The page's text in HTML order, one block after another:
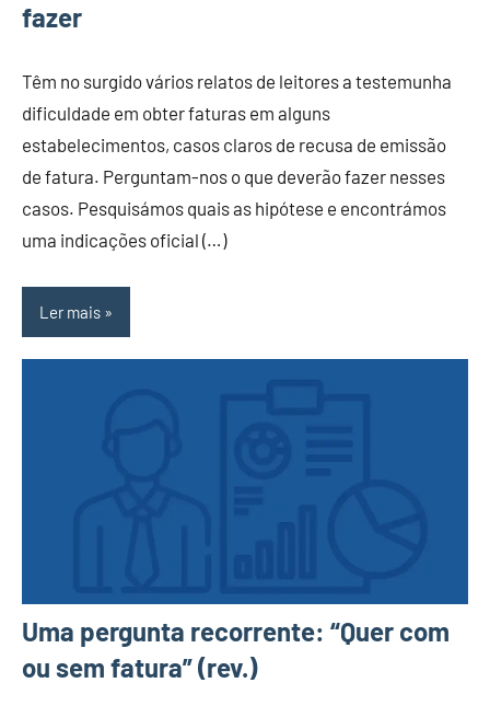
fazer
Têm no surgido vários relatos de leitores a testemunha
dificuldade em obter faturas em alguns
estabelecimentos, casos claros de recusa de emissão
de fatura. Perguntam-nos o que deverão fazer nesses
casos. Pesquisámos quais as hipótese e encontrámos
uma indicações oficial (…)
Ler mais
Uma pergunta recorrente: “Quer com
ou sem fatura” (rev.)